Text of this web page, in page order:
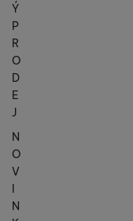
Ý
P
R
O
D
E
J
N
O
V
I
N